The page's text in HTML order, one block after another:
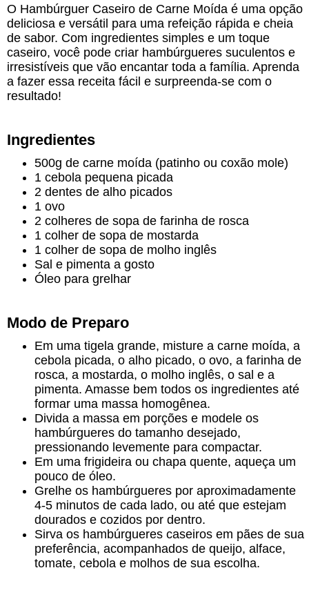
O Hambúrguer Caseiro de Carne Moída é uma opção
deliciosa e versátil para uma refeição rápida e cheia
de sabor. Com ingredientes simples e um toque
caseiro, você pode criar hambúrgueres suculentos e
irresistíveis que vão encantar toda a família. Aprenda
a fazer essa receita fácil e surpreenda-se com o
resultado!
Ingredientes
500g de carne moída (patinho ou coxão mole)
1 cebola pequena picada
2 dentes de alho picados
1 ovo
2 colheres de sopa de farinha de rosca
1 colher de sopa de mostarda
1 colher de sopa de molho inglês
Sal e pimenta a gosto
Óleo para grelhar
Modo de Preparo
Em uma tigela grande, misture a carne moída, a
cebola picada, o alho picado, o ovo, a farinha de
rosca, a mostarda, o molho inglês, o sal e a
pimenta. Amasse bem todos os ingredientes até
formar uma massa homogênea.
Divida a massa em porções e modele os
hambúrgueres do tamanho desejado,
pressionando levemente para compactar.
Em uma frigideira ou chapa quente, aqueça um
pouco de óleo.
Grelhe os hambúrgueres por aproximadamente
4-5 minutos de cada lado, ou até que estejam
dourados e cozidos por dentro.
Sirva os hambúrgueres caseiros em pães de sua
preferência, acompanhados de queijo, alface,
tomate, cebola e molhos de sua escolha.